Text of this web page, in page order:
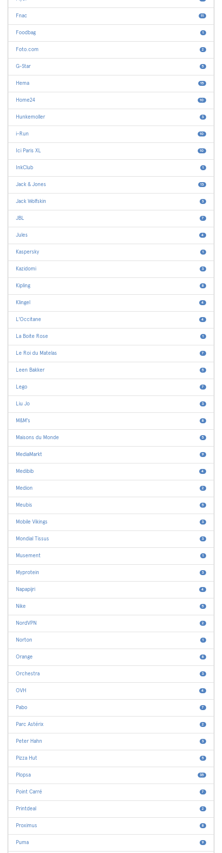
Fnac 11
Foodbag 1
Foto.com 2
G-Star 5
Hema 15
Home24 10
Hunkemoller 3
i-Run 10
Ici Paris XL 10
InkClub 1
Jack & Jones 13
Jack Wolfskin 3
JBL 7
Jules 4
Kaspersky 1
Kazidomi 3
Kipling 8
Klingel 4
L'Occitane 4
La Boite Rose 1
Le Roi du Matelas 7
Leen Bakker 5
Lego 7
Liu Jo 3
M&M's 8
Maisons du Monde 5
MediaMarkt 9
Medibib 4
Medion 2
Meubis 5
Mobile Vikings 3
Mondial Tissus 3
Musement 1
Myprotein 3
Napapijri 4
Nike 5
NordVPN 2
Norton 1
Orange 8
Orchestra 3
OVH 4
Pabo 7
Parc Astérix 2
Peter Hahn 3
Pizza Hut 5
Plopsa 35
Point Carré 7
Printdeal 2
Proximus 8
Puma 9